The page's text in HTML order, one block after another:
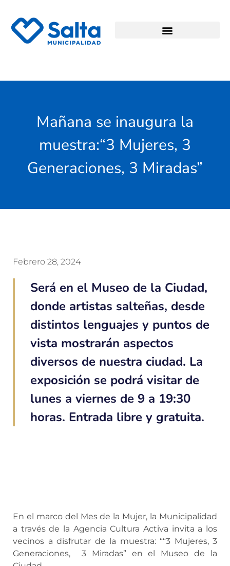
Mañana se inaugura la
muestra:“3 Mujeres, 3
Generaciones, 3 Miradas”
Febrero 28, 2024
Será en el Museo de la Ciudad,
donde artistas salteñas, desde
distintos lenguajes y puntos de
vista mostrarán aspectos
diversos de nuestra ciudad. La
exposición se podrá visitar de
lunes a viernes de 9 a 19:30
horas. Entrada libre y gratuita.
En el marco del Mes de la Mujer, la Municipalidad
a través de la Agencia Cultura Activa invita a los
vecinos a disfrutar de la muestra: ““3 Mujeres, 3
Generaciones, 3 Miradas” en el Museo de la